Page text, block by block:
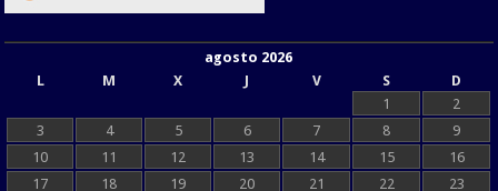
agosto 2026
L
M X J V S
D
1
2
3
4 5 6 7 8
9
10
11 12 13 14 15
16
17
18 19 20 21 22 23